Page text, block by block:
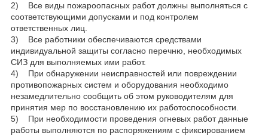
2) Все виды пожароопасных работ должны выполняться с
соответствующими допусками и под контролем
ответственных лиц.
3) Все работники обеспечиваются средствами
индивидуальной защиты согласно перечню, необходимых
СИЗ для выполняемых ими работ.
4) При обнаружении неисправностей или повреждении
противопожарных систем и оборудования необходимо
незамедлительно сообщить об этом руководителям для
принятия мер по восстановлению их работоспособности.
5) При необходимости проведения огневых работ данные
работы выполняются по распоряжениям с фиксированием